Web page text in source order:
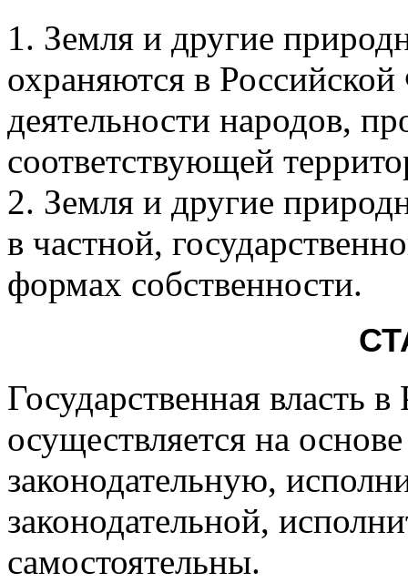
1. Земля и другие
охраняются в
деятельности народов,
соответствующей
2. Земля и другие
в частной,
формах собственности.
Государственная власть
осуществляется на
законодательную,
законодательной,
самостоятельны.